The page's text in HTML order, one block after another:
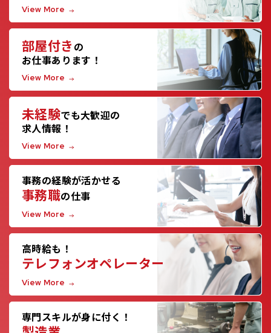
View More
部屋付き の
お仕事あります！
View More
未経験でも大歓迎の
求人情報！
View More
事務の経験が活かせる
事務職の仕事
View More
高時給も！
テレフォンオペレーター
View More
専門スキルが身に付く！